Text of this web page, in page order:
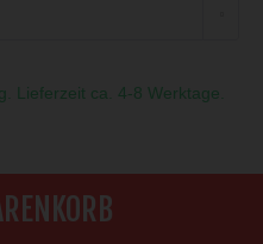
Lieferzeit ca. 4-8 Werktage.